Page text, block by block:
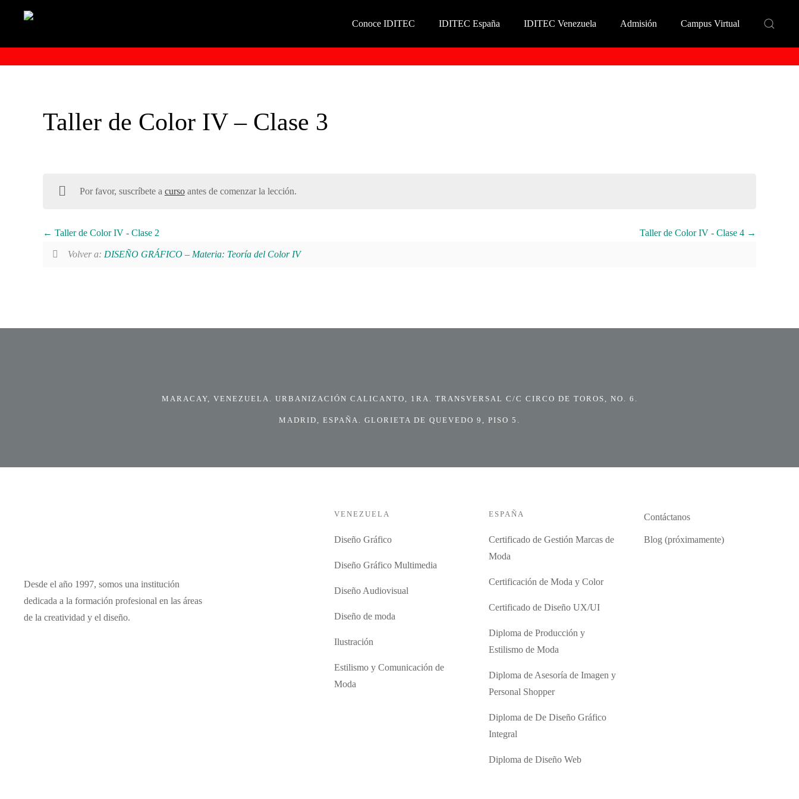
Conoce IDITEC IDITEC España IDITEC Venezuela Admisión Campus Virtual
Taller de Color IV – Clase 3
Por favor, suscríbete a cursoantes de comenzar la lección.
Taller de Color IV - Clase 2 Taller de Color IV - Clase 4
Volver a: DISEÑO GRÁFICO – Materia: Teoría del Color IV
MARACAY, VENEZUELA. URBANIZACIÓN CALICANTO, 1RA. TRANSVERSAL C/C CIRCO DE TOROS, NO. 6.
MADRID, ESPAÑA. GLORIETA DE QUEVEDO 9, PISO 5.
Desde el año 1997, somos una institución
dedicada a la formación profesional en las áreas
de la creatividad y el diseño.
VENEZUELA
Diseño Gráfico
Diseño Gráfico Multimedia
Diseño Audiovisual
Diseño de moda
Ilustración
Estilismo y Comunicación de
Moda
ESPAÑA
Certificado de Gestión Marcas de
Moda
Certificación de Moda y Color
Certificado de Diseño UX/UI
Diploma de Producción y
Estilismo de Moda
Diploma de Asesoría de Imagen y
Personal Shopper
Diploma de De Diseño Gráfico
Integral
Diploma de Diseño Web
Contáctanos
Blog (próximamente)